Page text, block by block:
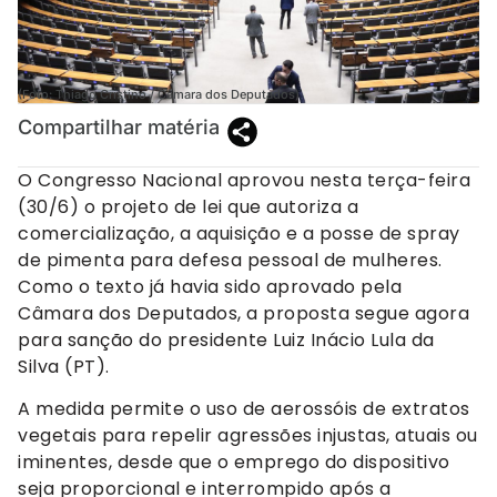
(Foto: Thiago Cristino / Câmara dos Deputados)
Compartilhar matéria
O Congresso Nacional aprovou nesta terça-feira
(30/6) o projeto de lei que autoriza a
comercialização, a aquisição e a posse de spray
de pimenta para defesa pessoal de mulheres.
Como o texto já havia sido aprovado pela
Câmara dos Deputados, a proposta segue agora
para sanção do presidente Luiz Inácio Lula da
Silva (PT).
A medida permite o uso de aerossóis de extratos
vegetais para repelir agressões injustas, atuais ou
iminentes, desde que o emprego do dispositivo
seja proporcional e interrompido após a